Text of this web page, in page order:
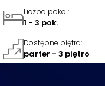
Liczba pokoi:
1 - 3 pok.
Dostępne piętra:
parter - 3 piętro